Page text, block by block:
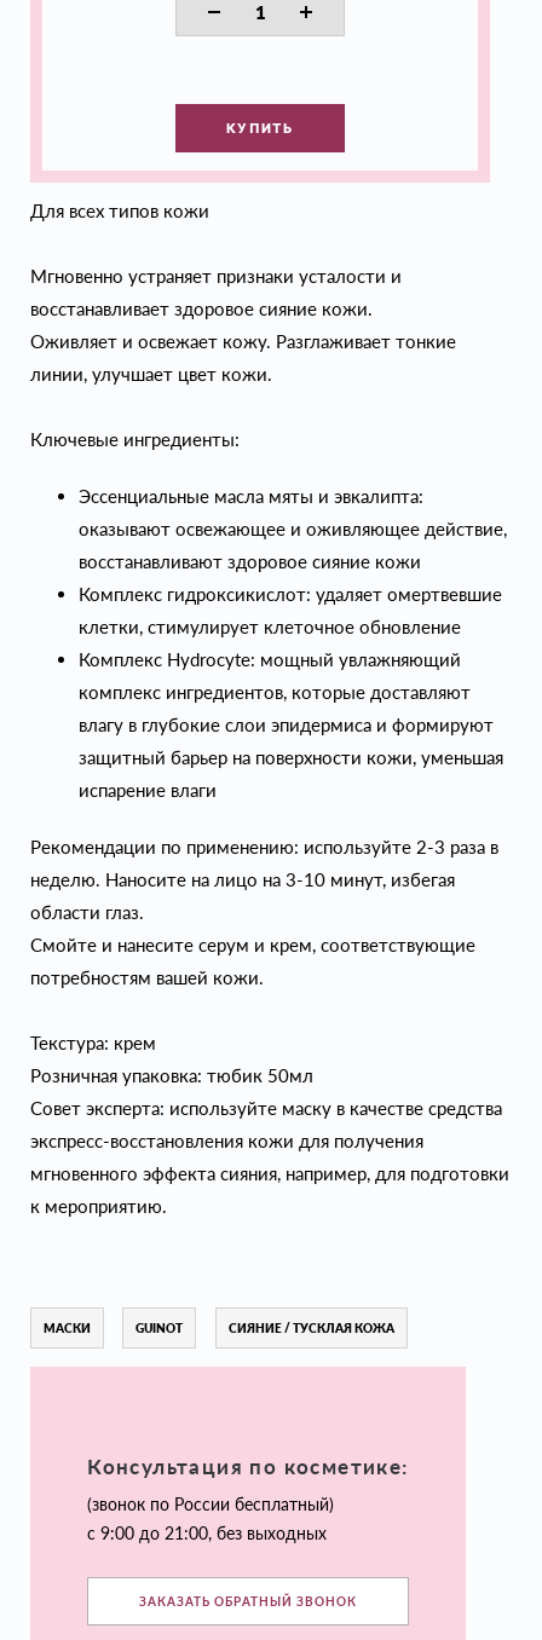
КУПИТЬ
Для всех типов кожи
Мгновенно устраняет признаки усталости и
восстанавливает здоровое сияние кожи.
Оживляет и освежает кожу. Разглаживает тонкие
линии, улучшает цвет кожи.
Ключевые ингредиенты:
Эссенциальные масла мяты и эвкалипта:
оказывают освежающее и оживляющее действие,
восстанавливают здоровое сияние кожи
Комплекс гидроксикислот: удаляет омертвевшие
клетки, стимулирует клеточное обновление
Комплекс Hydrocyte: мощный увлажняющий
комплекс ингредиентов, которые доставляют
влагу в глубокие слои эпидермиса и формируют
защитный барьер на поверхности кожи, уменьшая
испарение влаги
Рекомендации по применению: используйте 2-3 раза в
неделю. Наносите на лицо на 3-10 минут, избегая
области глаз.
Смойте и нанесите серум и крем, соответствующие
потребностям вашей кожи.
Текстура: крем
Розничная упаковка: тюбик 50мл
Совет эксперта: используйте маску в качестве средства
экспресс-восстановления кожи для получения
мгновенного эффекта сияния, например, для подготовки
к мероприятию.
МАСКИ GUINOT СИЯНИЕ / ТУСКЛАЯ КОЖА
Консультация по косметике:
(звонок по России бесплатный)
с 9:00 до 21:00, без выходных
ЗАКАЗАТЬ ОБРАТНЫЙ ЗВОНОК